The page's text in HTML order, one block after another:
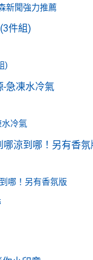
新聞強力推薦
)
水冷氣
哪！另有香氛版